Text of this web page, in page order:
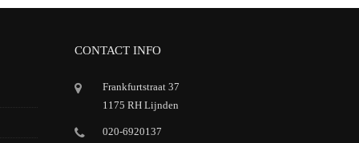
CONTACT INFO
Frankfurtstraat 37
1175 RH Lijnden
020-6920137